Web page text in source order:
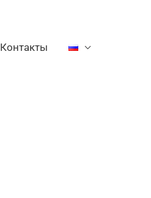
Контакты